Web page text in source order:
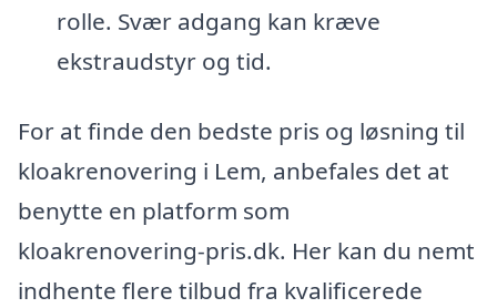
rolle. Svær adgang kan kræve
ekstraudstyr og tid.
For at finde den bedste pris og løsning til
kloakrenovering i Lem, anbefales det at
benytte en platform som
kloakrenovering-pris.dk. Her kan du nemt
indhente flere tilbud fra kvalificerede